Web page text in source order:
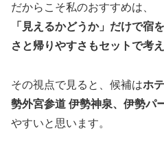
だからこそ私のおすすめは、
「見えるかどうか」だけで宿
さと帰りやすさもセットで考
その視点で見ると、候補はホ
勢外宮参道 伊勢神泉、伊勢パ
やすいと思います。